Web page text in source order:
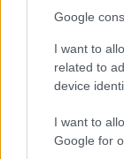
Google
I want to
related to
device
I want to
Google for
Άνεμος 3 bf
Αισθητή29° /
Βράδυ